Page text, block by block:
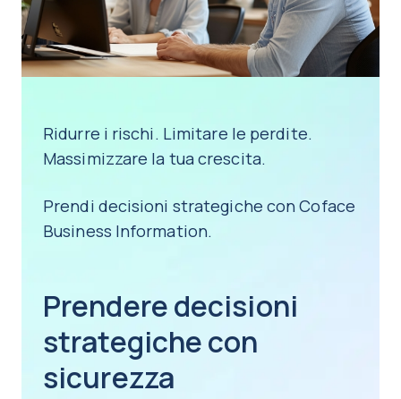
Ridurre i rischi. Limitare le perdite.
Massimizzare la tua crescita.
Prendi decisioni strategiche con Coface
Business Information.
Prendere decisioni
strategiche con
sicurezza